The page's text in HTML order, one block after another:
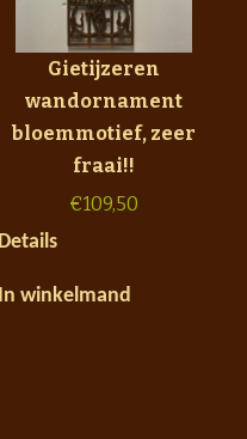
Gietijzeren
wandornament
bloemmotief, zeer
fraai!!
€109,50
Details
In winkelmand